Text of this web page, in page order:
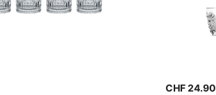
CHF 24.90